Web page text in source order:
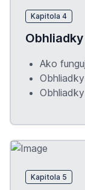
Kapitola 4
Obhliadky
Ako
Kapitola 5